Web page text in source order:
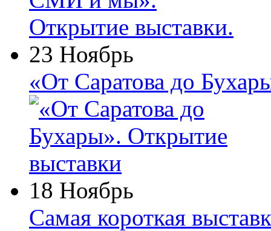
23 Ноябрь
«От Саратова до
18 Ноябрь
Самая короткая